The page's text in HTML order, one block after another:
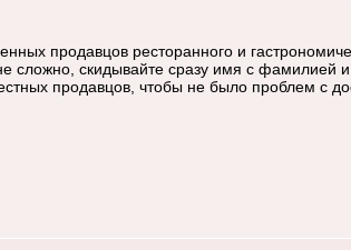
продавцов ресторанного и
сложно, скидывайте сразу имя с
продавцов, чтобы не было проблем с